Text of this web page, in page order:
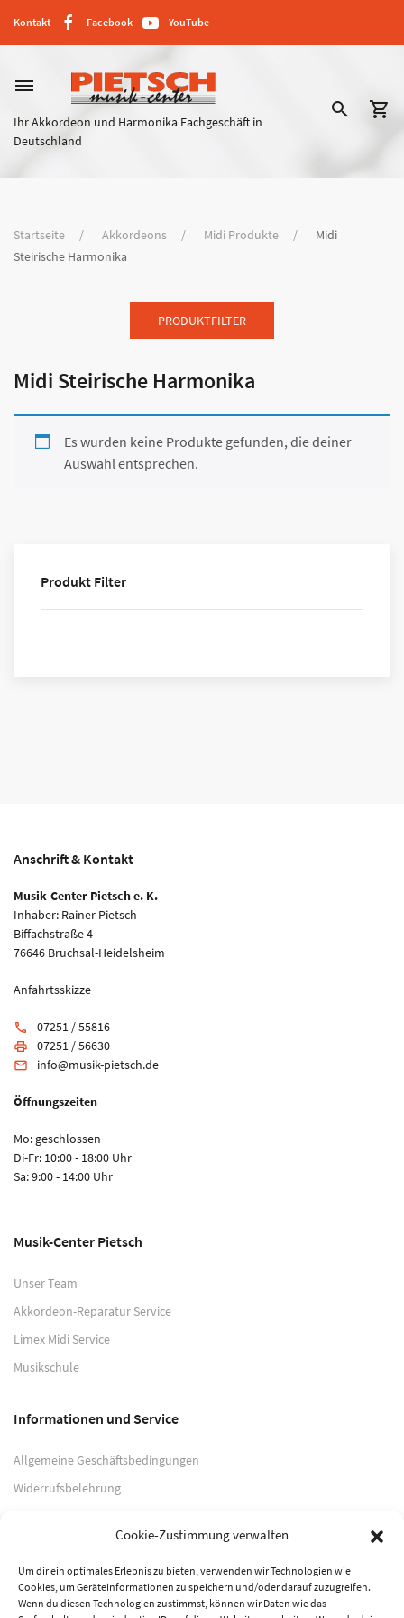
Cookie-Zustimmung verwalten
Um dir ein optimales Erlebnis zu bieten, verwenden wir Technologien wie
Cookies, um Geräteinformationen zu speichern und/oder darauf zuzugreifen.
Wenn du diesen Technologien zustimmst, können wir Daten wie das
Kontakt Facebook YouTube
dehaze
Ihr Akkordeon und Harmonika Fachgeschäft in
Deutschland
search shopping_cart
Startseite Akkordeons Midi Produkte
Midi
Steirische Harmonika
PRODUKTFILTER
Produkt Filter
Midi Steirische Harmonika
Es wurden keine Produkte gefunden, die deiner
Auswahl entsprechen.
Anschrift & Kontakt
Musik-Center Pietsch e. K.
Inhaber: Rainer Pietsch
Biffachstraße 4
76646 Bruchsal-Heidelsheim
Anfahrtsskizze
phone 07251 / 55816
print 07251 / 56630
email info@musik-pietsch.de
Öffnungszeiten
Mo: geschlossen
Di-Fr: 10:00 - 18:00 Uhr
Sa: 9:00 - 14:00 Uhr
Musik-Center Pietsch
Unser Team
Akkordeon-Reparatur Service
Limex Midi Service
Musikschule
Informationen und Service
Allgemeine Geschäftsbedingungen
Widerrufsbelehrung
Datenschutzerklärung
Zahlungsarten